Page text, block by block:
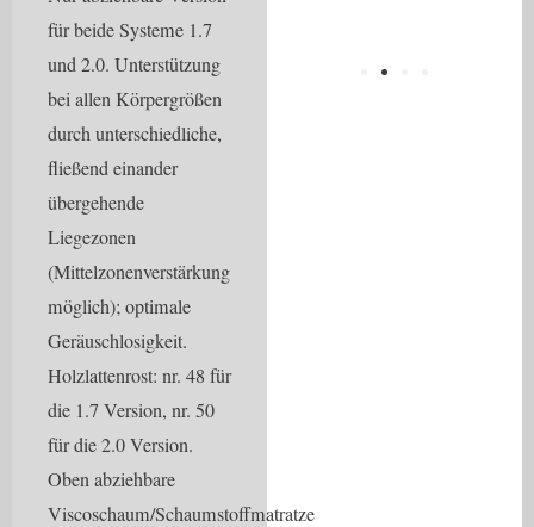
für beide Systeme 1.7
und 2.0. Unterstützung
bei allen Körpergrößen
durch unterschiedliche,
fließend einander
übergehende
Liegezonen
(Mittelzonenverstärkung
möglich); optimale
Geräuschlosigkeit.
Holzlattenrost: nr. 48 für
die 1.7 Version, nr. 50
für die 2.0 Version.
Oben abziehbare
Viscoschaum/Schaumstoffmatratze